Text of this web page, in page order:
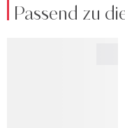
Passend zu